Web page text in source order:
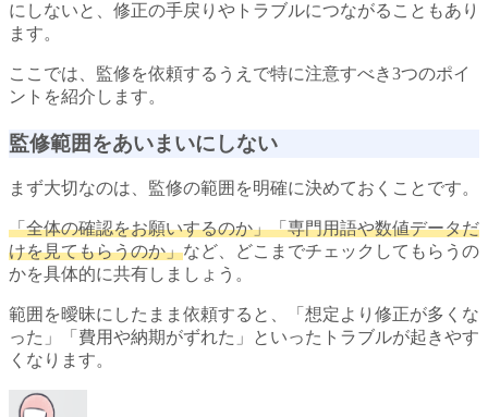
にしないと、修正の手戻りやトラブルにつながることもあり
ます。
ここでは、監修を依頼するうえで特に注意すべき3つのポイ
ントを紹介します。
監修範囲をあいまいにしない
まず大切なのは、監修の範囲を明確に決めておくことです。
「全体の確認をお願いするのか」「専門用語や数値データだ
けを見てもらうのか」など、どこまでチェックしてもらうの
かを具体的に共有しましょう。
範囲を曖昧にしたまま依頼すると、「想定より修正が多くな
った」「費用や納期がずれた」といったトラブルが起きやす
くなります。